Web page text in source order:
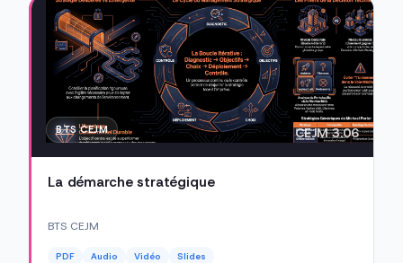
BTS CEJM CEJM 3.06
La démarche stratégique
BTS CEJM
PDF Audio Vidéo Slides